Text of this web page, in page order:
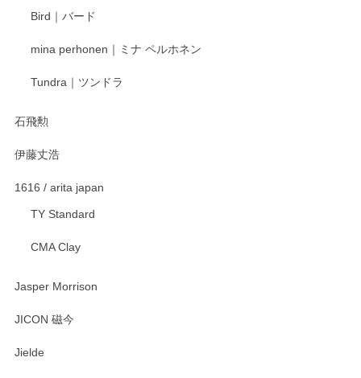
Bird｜バード
mina perhonen｜ミナ ペルホネン
Tundra｜ツンドラ
石飛勲
伊藤丈浩
1616 / arita japan
TY Standard
CMA Clay
Jasper Morrison
JICON 磁今
Jielde